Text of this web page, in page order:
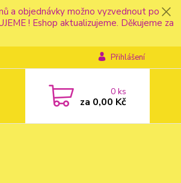
a objednávky možno vyzvednout po
! Eshop aktualizujeme. Děkujeme za
Přihlášení
0ks
za 0,00 Kč